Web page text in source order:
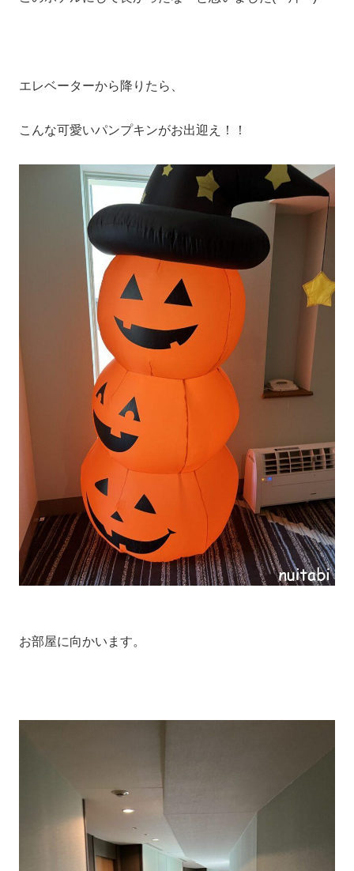
エレベーターから降りたら、
こんな可愛いパンプキンがお出迎え！！
お部屋に向かいます。